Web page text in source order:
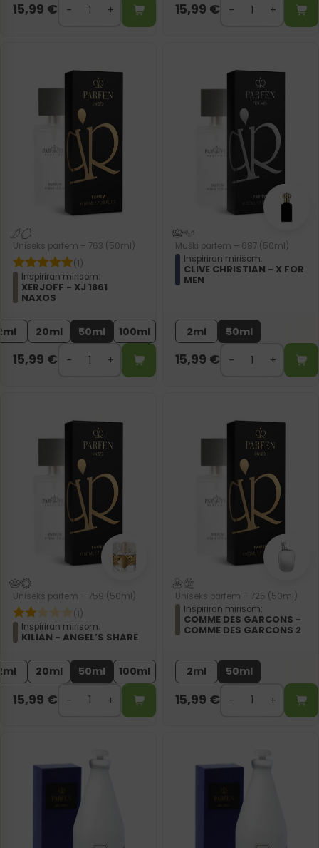
15,99 € 15,99 €
Uniseks parfem – 763 (50ml)
(1)
Inspiriran mirisom:
XERJOFF - XJ 1861
NAXOS
20ml 50ml 100ml
15,99 €
Muški parfem – 687 (50ml)
Inspiriran mirisom:
CLIVE CHRISTIAN - X FOR
MEN
2ml 50ml
15,99 €
Uniseks parfem – 759 (50ml)
(1)
Inspiriran mirisom:
KILIAN - ANGEL’S SHARE
20ml 50ml 100ml
15,99 €
Uniseks parfem – 725 (50ml)
Inspiriran mirisom:
COMME DES GARCONS -
COMME DES GARCONS 2
2ml 50ml
15,99 €